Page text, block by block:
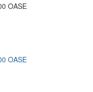
OASE
OASE